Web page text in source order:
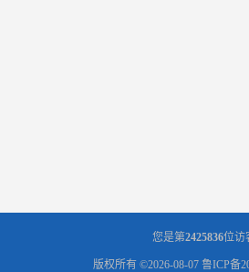
您是第2425836位访
版权所有 ©2026-08-07 鲁ICP备